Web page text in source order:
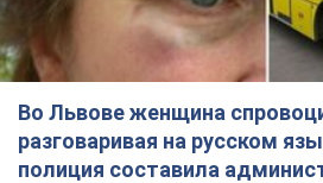
Во Львове женщина
разговаривая на русском
полиция составила